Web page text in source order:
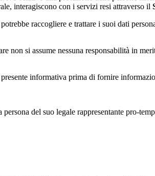
interagiscono con i servizi resi attraverso il
raccogliere e trattare i suoi dati
non si assume nessuna responsabilità in
informativa prima di fornire
del suo legale rappresentante pro-